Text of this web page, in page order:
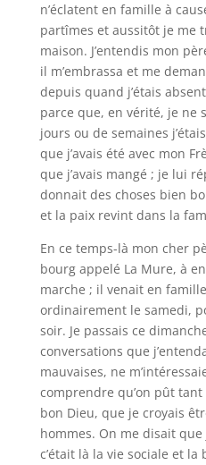
n’éclatent en famille à
partîmes et aussitôt je me
maison. J’entendis mon
il m’embrassa et me
depuis quand j’étais
parce que, en vérité, je ne
jours ou de semaines
que j’avais été avec mon
que j’avais mangé ; je lui
donnait des choses bien
et la paix revint dans la
En ce temps-là mon cher
bourg appelé La Mure, à
marche ; il venait en
ordinairement le samedi,
soir. Je passais ce
conversations que
mauvaises, ne
comprendre qu’on pût
bon Dieu, que je croyais
hommes. On me disait
c’était là la vie sociale et